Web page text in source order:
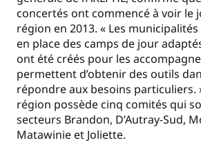
concertés ont commencé à voir le
région en 2013. « Les
en place des camps de jour
ont été créés pour les
permettent d’obtenir des outils
répondre aux besoins particuliers.
région possède cinq comités qui
secteurs Brandon, D’Autray-Sud,
Matawinie et Joliette.